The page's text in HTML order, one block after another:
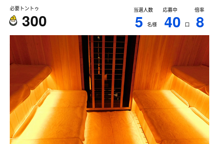
必要トントゥ
300
当選人数
5 名様
応募中
40 口
倍率
8